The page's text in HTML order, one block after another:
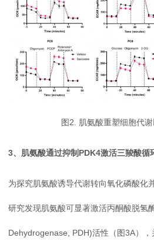
图2. 肌氨酸重塑细胞代
3、肌氨酸通过抑制PDK4激活三羧酸循
为探究肌氨酸诱导代谢转向氧化磷酸化
研究发现肌氨酸可显著激活丙酮酸脱氢
Dehydrogenase, PDH)活性（图3A）